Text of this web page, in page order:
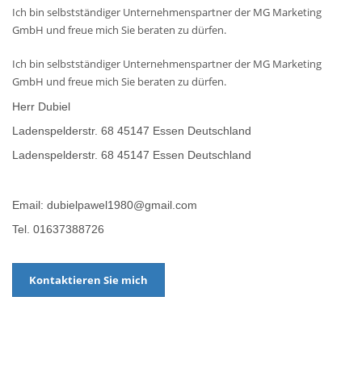
Ich bin selbstständiger Unternehmenspartner der MG Marketing
GmbH und freue mich Sie beraten zu dürfen.
Ich bin selbstständiger Unternehmenspartner der MG Marketing
GmbH und freue mich Sie beraten zu dürfen.
Herr Dubiel
Ladenspelderstr. 68 45147 Essen Deutschland
Ladenspelderstr. 68 45147 Essen Deutschland
Email: dubielpawel1980@gmail.com
Tel. 01637388726
Kontaktieren Sie mich